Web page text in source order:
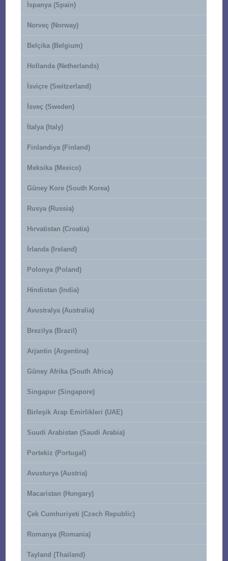
İspanya (Spain)
Norveç (Norway)
Belçika (Belgium)
Hollanda (Netherlands)
İsviçre (Switzerland)
İsveç (Sweden)
İtalya (Italy)
Finlandiya (Finland)
Meksika (Mexico)
Güney Kore (South Korea)
Rusya (Russia)
Hırvatistan (Croatia)
İrlanda (Ireland)
Polonya (Poland)
Hindistan (India)
Avustralya (Australia)
Brezilya (Brazil)
Arjantin (Argentina)
Güney Afrika (South Africa)
Singapur (Singapore)
Birleşik Arap Emirlikleri (UAE)
Suudi Arabistan (Saudi Arabia)
Portekiz (Portugal)
Avusturya (Austria)
Macaristan (Hungary)
Çek Cumhuriyeti (Czech Republic)
Romanya (Romania)
Tayland (Thailand)